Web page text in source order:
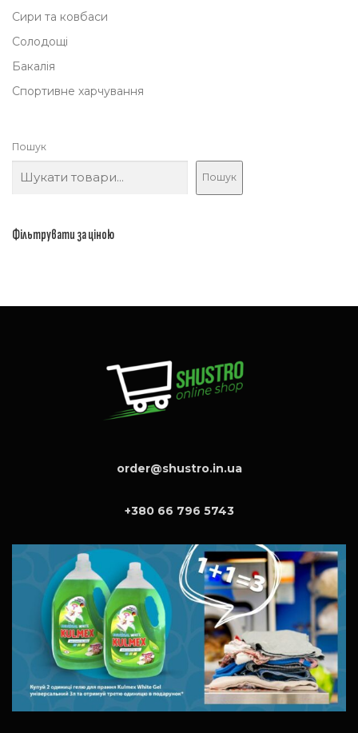
Сири та ковбаси
Солодощі
Бакалія
Спортивне харчування
Пошук
Пошук
Фільтрувати за ціною
order@shustro.in.ua
+380 66 796 5743